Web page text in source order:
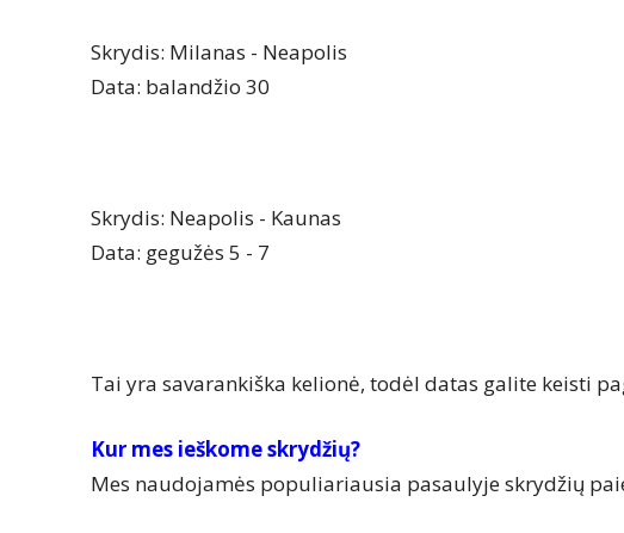
Skrydis: Milanas - Neapolis
Data: balandžio 30
Skrydis: Neapolis - Kaunas
Data: gegužės 5 - 7
Tai yra savarankiška kelionė, todėl datas galite keisti
Kur mes ieškome skrydžių?
Mes naudojamės populiariausia pasaulyje skrydžių